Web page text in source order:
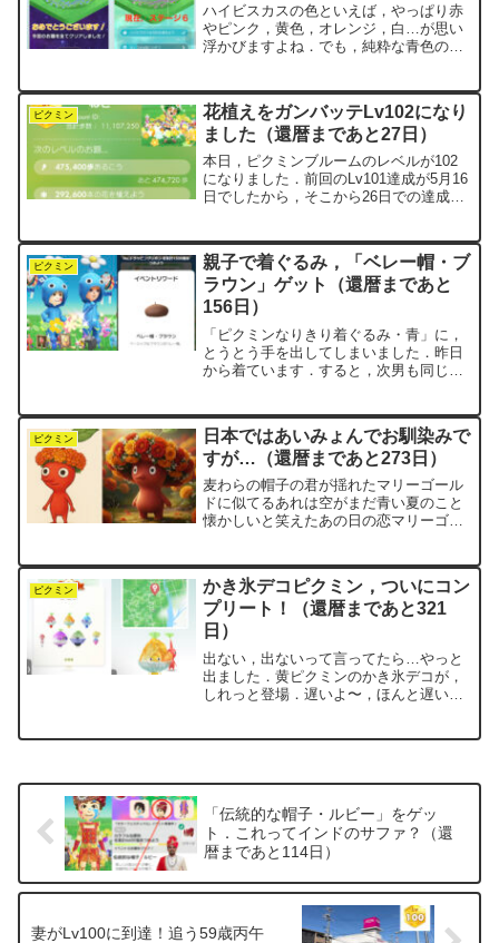
ハイビスカスの色といえば，やっぱり赤
やピンク，黄色，オレンジ，白…が思い
浮かびますよね．でも，純粋な青色のハ
は，実はハイビスカス属ではなく，アリ
オギネ属に分類される全く...
ピクミン
花植えをガンバッテLv102になり
ました（還暦まであと27日）
本日，ピクミンブルームのレベルが102
になりました．前回のLv101達成が5月16
日でしたから，そこから26日での達成で
た．たくさん歩いたのはもちろんです
が，今回は「花植...
ピクミン
親子で着ぐるみ，「ベレー帽・ブ
ラウン」ゲット（還暦まであと
156日）
「ピクミンなりきり着ぐるみ・青」に，
とうとう手を出してしまいました．昨日
から着ています．すると，次男も同じ青
トなどを通じて，Mii（アバター）同士で
のコミュニケーション...
ピクミン
日本ではあいみょんでお馴染みで
すが…（還暦まであと273日）
麦わらの帽子の君が揺れたマリーゴール
ドに似てるあれは空がまだ青い夏のこと
懐かしいと笑えたあの日の恋マリーゴー
ールド＝真夏の花って思い込んでまし
た．麦わら帽子とあるので，...
ピクミン
かき氷デコピクミン，ついにコン
プリート！（還暦まであと321
日）
出ない，出ないって言ってたら…やっと
出ました．黄ピクミンのかき氷デコが，
しれっと登場．遅いよ〜，ほんと遅い．
「伝統的な帽子・ルビー」をゲッ
ト．これってインドのサファ？（還
暦まであと114日）
妻がLv100に到達！追う59歳丙午